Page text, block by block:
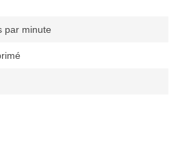
par minute